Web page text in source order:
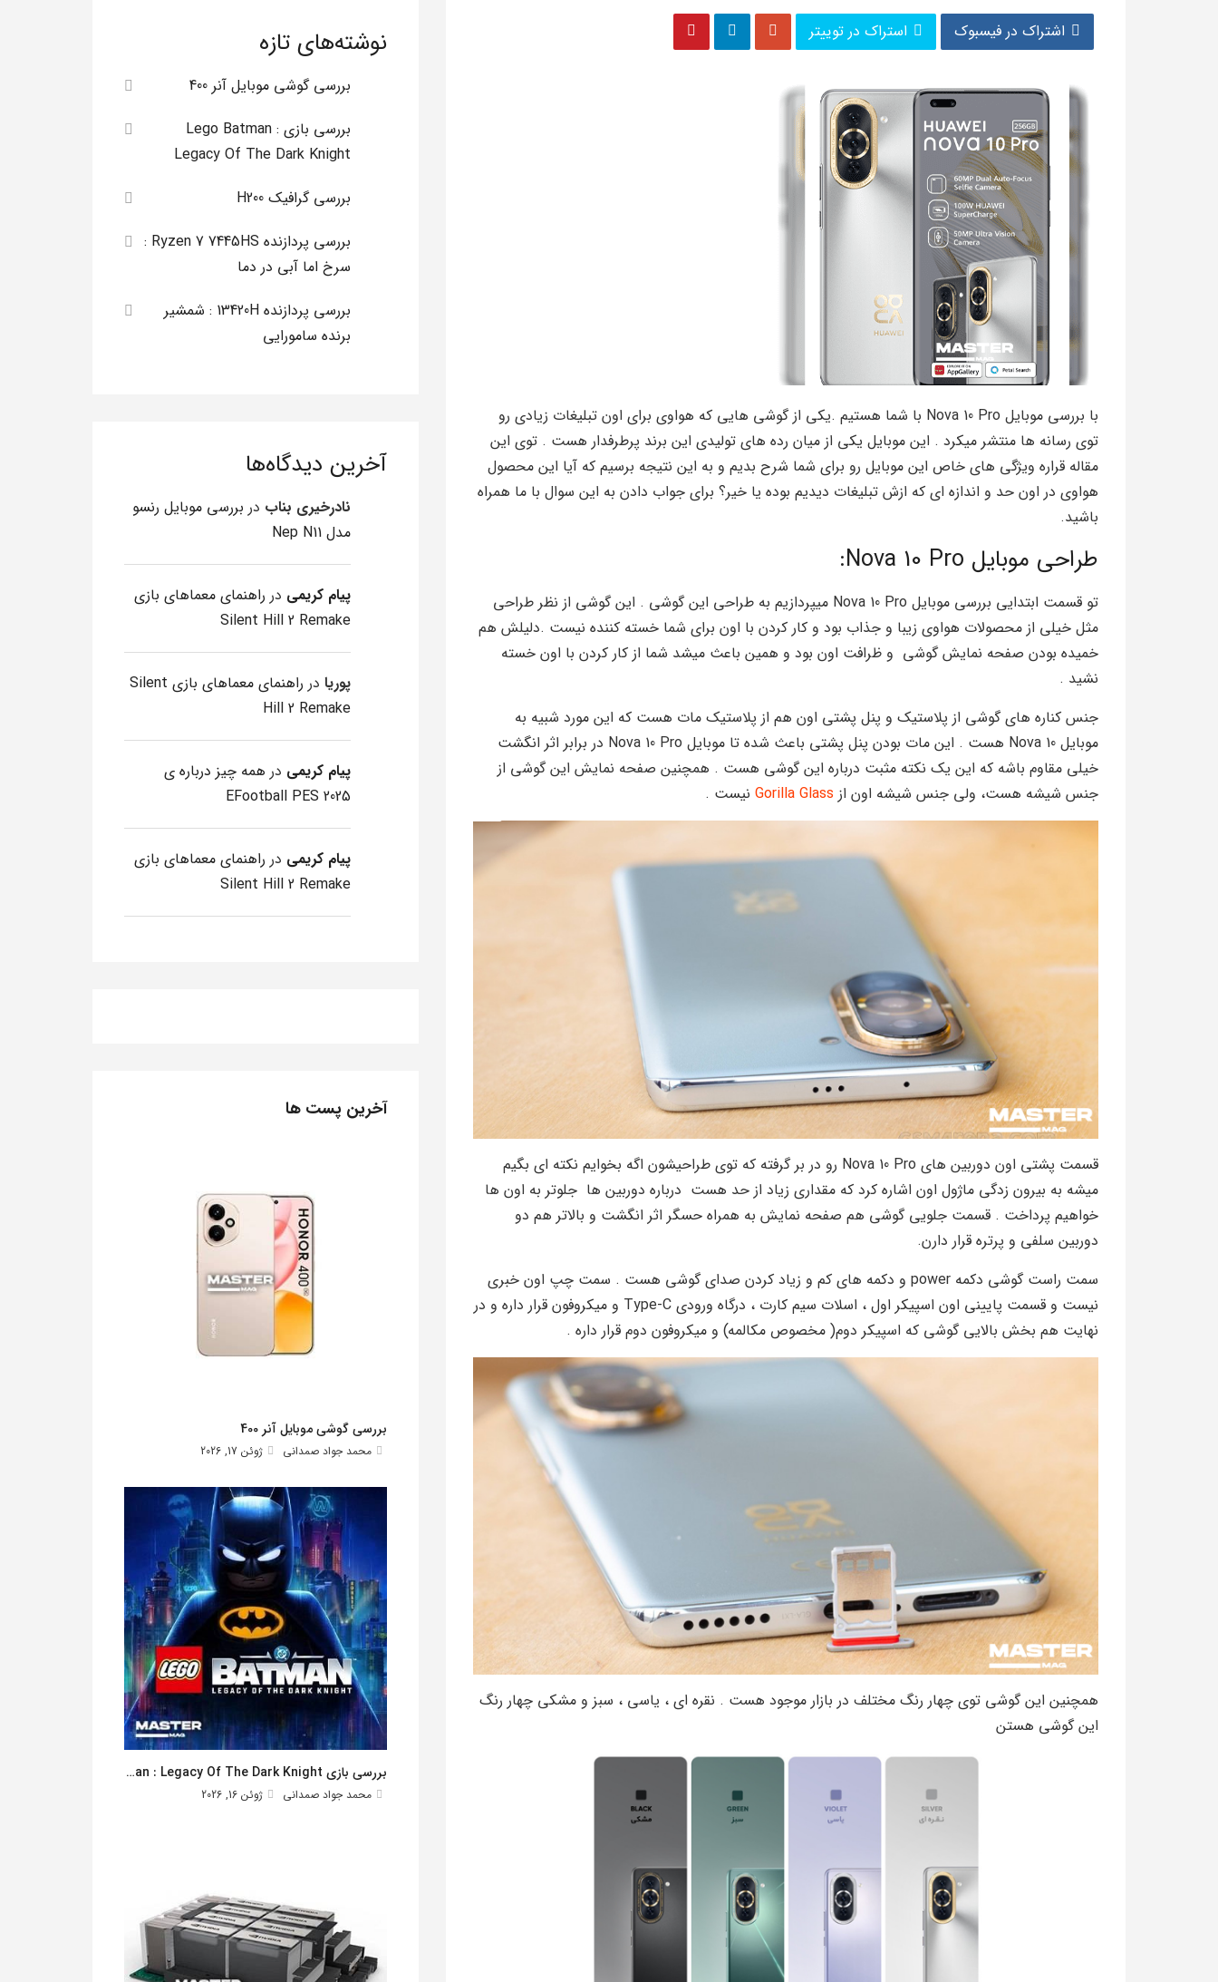
اشتراک در فیسبوک استراک در توییتر
با بررسی موبایل Nova 10 Pro با شما هستیم .یکی از گوشی هایی که هواوی برای اون تبلیغات زیادی رو
توی رسانه ها منتشر میکرد . این موبایل یکی از میان رده های تولیدی این برند پرطرفدار هست . توی این
مقاله قراره ویژگی های خاص این موبایل رو برای شما شرح بدیم و به این نتیجه برسیم که آیا این محصول
هواوی در اون حد و اندازه ای که ازش تبلیغات دیدیم بوده یا خیر؟ برای جواب دادن به این سوال با ما همراه
باشید.
طراحی موبایل Nova 10 Pro:
تو قسمت ابتدایی بررسی موبایل Nova 10 Pro میپردازیم به طراحی این گوشی . این گوشی از نظر طراحی
مثل خیلی از محصولات هواوی زیبا و جذاب بود و کار کردن با اون برای شما خسته کننده نیست .دلیلش هم
خمیده بودن صفحه نمایش گوشی و ظرافت اون بود و همین باعث میشد شما از کار کردن با اون خسته
نشید .
جنس کناره های گوشی از پلاستیک و پنل پشتی اون هم از پلاستیک مات هست که این مورد شبیه به
موبایل Nova 10 هست . این مات بودن پنل پشتی باعث شده تا موبایل Nova 10 Pro در برابر اثر انگشت
خیلی مقاوم باشه که این یک نکته مثبت درباره این گوشی هست . همچنین صفحه نمایش این گوشی از
جنس شیشه هست، ولی جنس شیشه اون از Gorilla Glass نیست .
قسمت پشتی اون دوربین های Nova 10 Pro رو در بر گرفته که توی طراحیشون اگه بخوایم نکته ای بگیم
میشه به بیرون زدگی ماژول اون اشاره کرد که مقداری زیاد از حد هست درباره دوربین ها جلوتر به اون ها
خواهیم پرداخت . قسمت جلویی گوشی هم صفحه نمایش به همراه حسگر اثر انگشت و بالاتر هم دو
دوربین سلفی و پرتره قرار دارن.
سمت راست گوشی دکمه power و دکمه های کم و زیاد کردن صدای گوشی هست . سمت چپ اون خبری
نیست و قسمت پایینی اون اسپیکر اول ، اسلات سیم کارت ، درگاه ورودی Type-C و میکروفون قرار داره و در
نهایت هم بخش بالایی گوشی که اسپیکر دوم( مخصوص مکالمه) و میکروفون دوم قرار داره .
همچنین این گوشی توی چهار رنگ مختلف در بازار موجود هست . نقره ای ، یاسی ، سبز و مشکی چهار رنگ
این گوشی هستن
نوشته‌های تازه
بررسی گوشی موبایل آنر 400
بررسی بازی Lego Batman :
Legacy Of The Dark Knight
بررسی گرافیک H200
بررسی پردازنده Ryzen 7 7445HS :
سرخ اما آبی در دما
بررسی پردازنده 13420H : شمشیر
برنده سامورایی
آخرین دیدگاه‌ها
نادرخیری بناب در بررسی موبایل رنسو
مدل Nep N11
پیام کریمی در راهنمای معماهای بازی
Silent Hill 2 Remake
پوریا در
راهنمای معماهای بازی Silent
Hill 2 Remake
پیام کریمی در همه چیز درباره ی
EFootball PES 2025
پیام کریمی در راهنمای معماهای بازی
Silent Hill 2 Remake
آخرین پست ها
بررسی گوشی موبایل آنر 400
محمد جواد صمدانی ژوئن 17, 2026
بررسی بازی Lego Batman : Legacy Of The Dark Knight
محمد جواد صمدانی ژوئن 16, 2026